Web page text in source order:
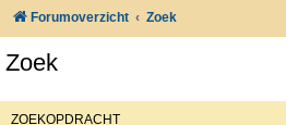
Forumoverzicht Zoek
Zoek
ZOEKOPDRACHT